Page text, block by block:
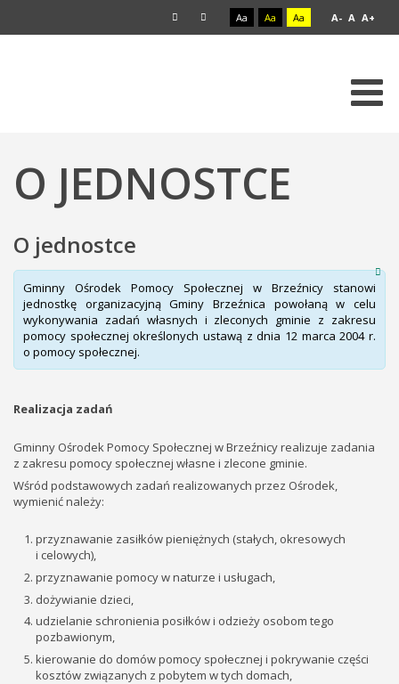
Aa Aa Aa A- A A+
O JEDNOSTCE
O jednostce
Gminny Ośrodek Pomocy Społecznej w Brzeźnicy stanowi
jednostkę organizacyjną Gminy Brzeźnica powołaną w celu
wykonywania zadań własnych i zleconych gminie z zakresu
pomocy społecznej określonych ustawą z dnia 12 marca 2004 r.
o pomocy społecznej.
Realizacja zadań
Gminny Ośrodek Pomocy Społecznej w Brzeźnicy realizuje zadania
z zakresu pomocy społecznej własne i zlecone gminie.
Wśród podstawowych zadań realizowanych przez Ośrodek,
wymienić należy:
przyznawanie zasiłków pieniężnych (stałych, okresowych
i celowych),
przyznawanie pomocy w naturze i usługach,
dożywianie dzieci,
udzielanie schronienia posiłków i odzieży osobom tego
pozbawionym,
kierowanie do domów pomocy społecznej i pokrywanie części
kosztów związanych z pobytem w tych domach,